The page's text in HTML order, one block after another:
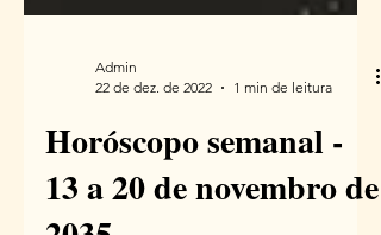
22 de dez. de 2022
1 min de leitura
Horóscopo semanal -